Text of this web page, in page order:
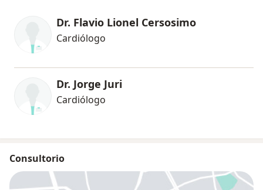
Dr. Flavio Lionel Cersosimo
Cardiólogo
Dr. Jorge Juri
Cardiólogo
Consultorio